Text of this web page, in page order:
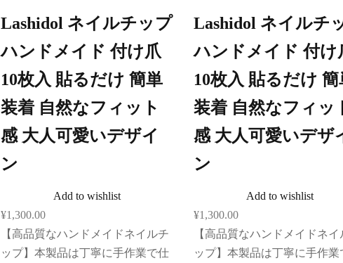
Lashidol ネイルチップ
ハンドメイド 付け爪
10枚入 貼るだけ 簡単
装着 自然なフィット
感 大人可愛いデザイ
ン
Add to wishlist
¥1,300.00
【高品質なハンドメイドネイルチ
ップ】本製品は丁寧に手作業で仕
Lashidol ネイルチ
ハンドメイド 付け
10枚入 貼るだけ 簡
装着 自然なフィッ
感 大人可愛いデザ
ン
Add to wishlist
¥1,300.00
【高品質なハンドメイドネイ
ップ】本製品は丁寧に手作業